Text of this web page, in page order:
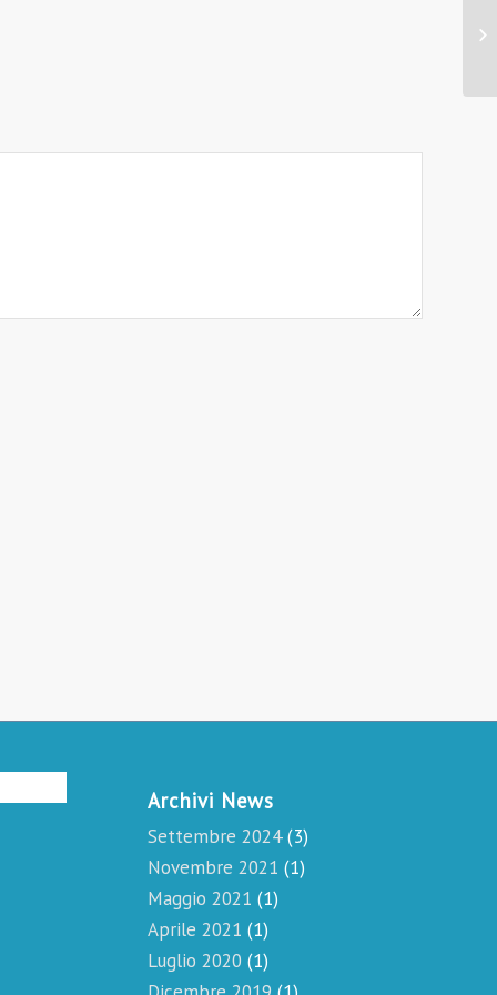
Archivi News
Settembre 2024(3)
Novembre 2021 (1)
Maggio 2021 (1)
Aprile 2021 (1)
Luglio 2020 (1)